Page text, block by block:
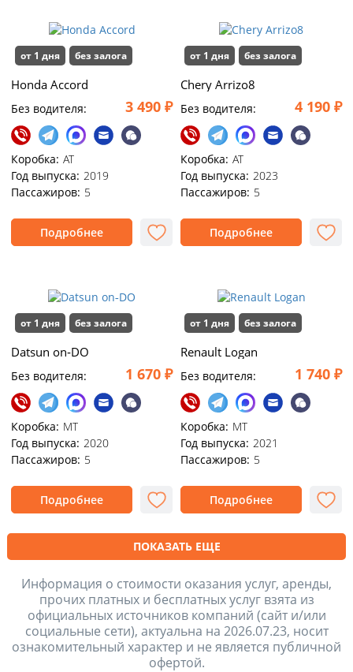
от 1 дня без залога
Honda Accord
Без водителя: 3 490 ₽
Коробка: АТ
Год выпуска: 2019
Пассажиров: 5
Подробнее
от 1 дня без залога
Chery Arrizo8
Без водителя: 4 190 ₽
Коробка: АТ
Год выпуска: 2023
Пассажиров: 5
Подробнее
от 1 дня без залога
Datsun on‑DO
Без водителя: 1 670 ₽
Коробка: MT
Год выпуска: 2020
Пассажиров: 5
Подробнее
от 1 дня без залога
Renault Logan
Без водителя: 1 740 ₽
Коробка: MT
Год выпуска: 2021
Пассажиров: 5
Подробнее
ПОКАЗАТЬ ЕЩЕ
Информация о стоимости оказания услуг, аренды,
прочих платных и бесплатных услуг взята из
официальных источников компаний (сайт и/или
социальные сети), актуальна на 2026.07.23, носит
ознакомительный характер и не является публичной
офертой.